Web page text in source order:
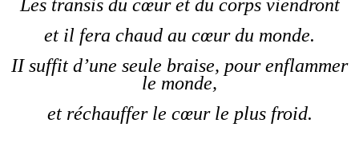
Les transis du cœur et du corps viendront
et il fera chaud au cœur du monde.
II suffit d’une seule braise, pour enflammer
le monde,
et réchauffer le cœur le plus froid.